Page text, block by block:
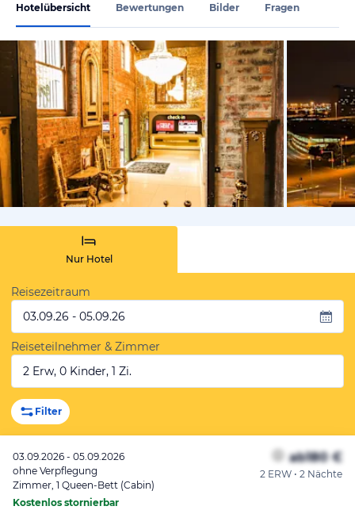
Hotelübersicht Bewertungen Bilder Fragen
von
Nur Hotel
Reisezeitraum
03.09.26 - 05.09.26
Reiseteilnehmer & Zimmer
2 Erw, 0 Kinder, 1 Zi.
Filter
03.09.2026 - 05.09.2026
ohne Verpflegung
Zimmer, 1 Queen-Bett (Cabin)
Kostenlos stornierbar
ab180 €
2 ERW • 2 Nächte